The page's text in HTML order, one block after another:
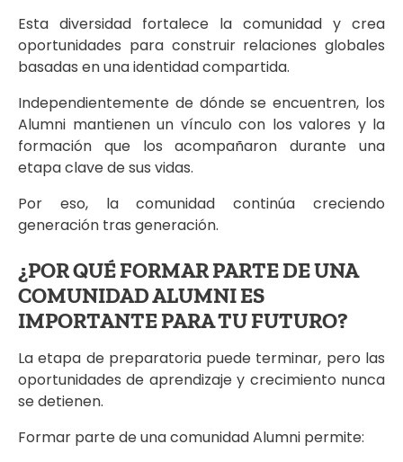
Esta diversidad fortalece la comunidad y crea
oportunidades para construir relaciones globales
basadas en una identidad compartida.
Independientemente de dónde se encuentren, los
Alumni mantienen un vínculo con los valores y la
formación que los acompañaron durante una
etapa clave de sus vidas.
Por eso, la comunidad continúa creciendo
generación tras generación.
¿POR QUÉ FORMAR PARTE DE UNA
COMUNIDAD ALUMNI ES
IMPORTANTE PARA TU FUTURO?
La etapa de preparatoria puede terminar, pero las
oportunidades de aprendizaje y crecimiento nunca
se detienen.
Formar parte de una comunidad Alumni permite: